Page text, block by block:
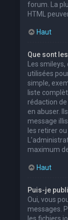
forum. La
HTML
Haut
Que sont
Les
utilisées
simple,
liste
rédaction
en abuser.
message
les retirer
maximum
Haut
Puis-je
Oui, vous
messages.